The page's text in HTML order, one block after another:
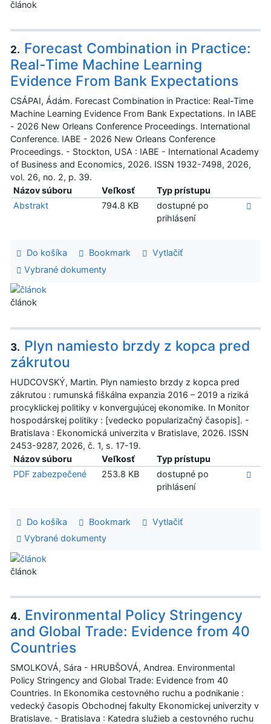
článok
2. Forecast Combination in Practice:
Real-Time Machine Learning
Evidence From Bank Expectations
CSÁPAI, Ádám. Forecast Combination in Practice: Real-Time
Machine Learning Evidence From Bank Expectations. In IABE
- 2026 New Orleans Conference Proceedings. International
Conference. IABE - 2026 New Orleans Conference
Proceedings. - Stockton, USA : IABE - International Academy
of Business and Economics, 2026. ISSN 1932-7498, 2026,
vol. 26, no. 2, p. 39.
Názov súboru
Veľkosť
Typ prístupu
Abstrakt
794.8 KB
dostupné po
prihlásení
Do košíka Bookmark
Vytlačiť
Vybrané dokumenty
článok
3. Plyn namiesto brzdy z kopca pred
zákrutou
HUDCOVSKÝ, Martin. Plyn namiesto brzdy z kopca pred
zákrutou : rumunská fiškálna expanzia 2016 – 2019 a riziká
procyklickej politiky v konvergujúcej ekonomike. In Monitor
hospodárskej politiky : [vedecko popularizačný časopis]. -
Bratislava : Ekonomická univerzita v Bratislave, 2026. ISSN
2453-9287, 2026, č. 1, s. 17-19.
Názov súboru
Veľkosť
Typ prístupu
PDF zabezpečené
253.8 KB
dostupné po
prihlásení
Do košíka Bookmark
Vytlačiť
Vybrané dokumenty
článok
4. Environmental Policy Stringency
and Global Trade: Evidence from 40
Countries
SMOLKOVÁ, Sára - HRUBŠOVÁ, Andrea. Environmental
Policy Stringency and Global Trade: Evidence from 40
Countries. In Ekonomika cestovného ruchu a podnikanie :
vedecký časopis Obchodnej fakulty Ekonomickej univerzity v
Bratislave. - Bratislava : Katedra služieb a cestovného ruchu